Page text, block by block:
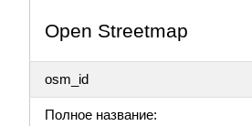
Open Streetmap
osm_id
Полное название: